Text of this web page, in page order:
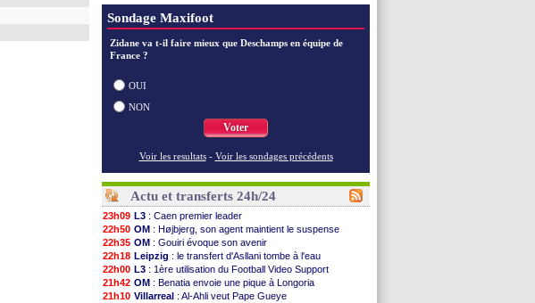
Sondage Maxifoot
Zidane va t-il faire mieux que Deschamps en équipe de
France ?
OUI
NON
Voter
Voir les resultats - Voir les sondages précédents
Actu et transferts 24h/24
23h09 L3 : Caen premier leader
22h50 OM : Højbjerg, son agent maintient le suspense
22h35 OM : Gouiri évoque son avenir
22h18 Leipzig : le transfert d'Asllani tombe à l'eau
22h00 L3 : 1ère utilisation du Football Video Support
21h42 OM : Benatia envoie une pique à Longoria
21h10 Villarreal : Al-Ahli veut Pape Gueye